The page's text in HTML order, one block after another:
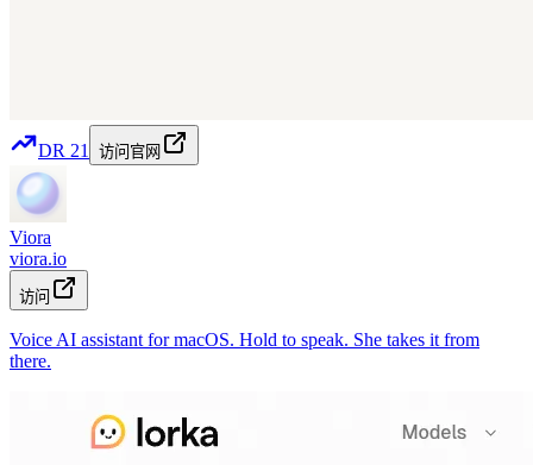
DR 21 访问官网
Viora
viora.io
访问
Voice AI assistant for macOS. Hold to speak. She takes it from
there.